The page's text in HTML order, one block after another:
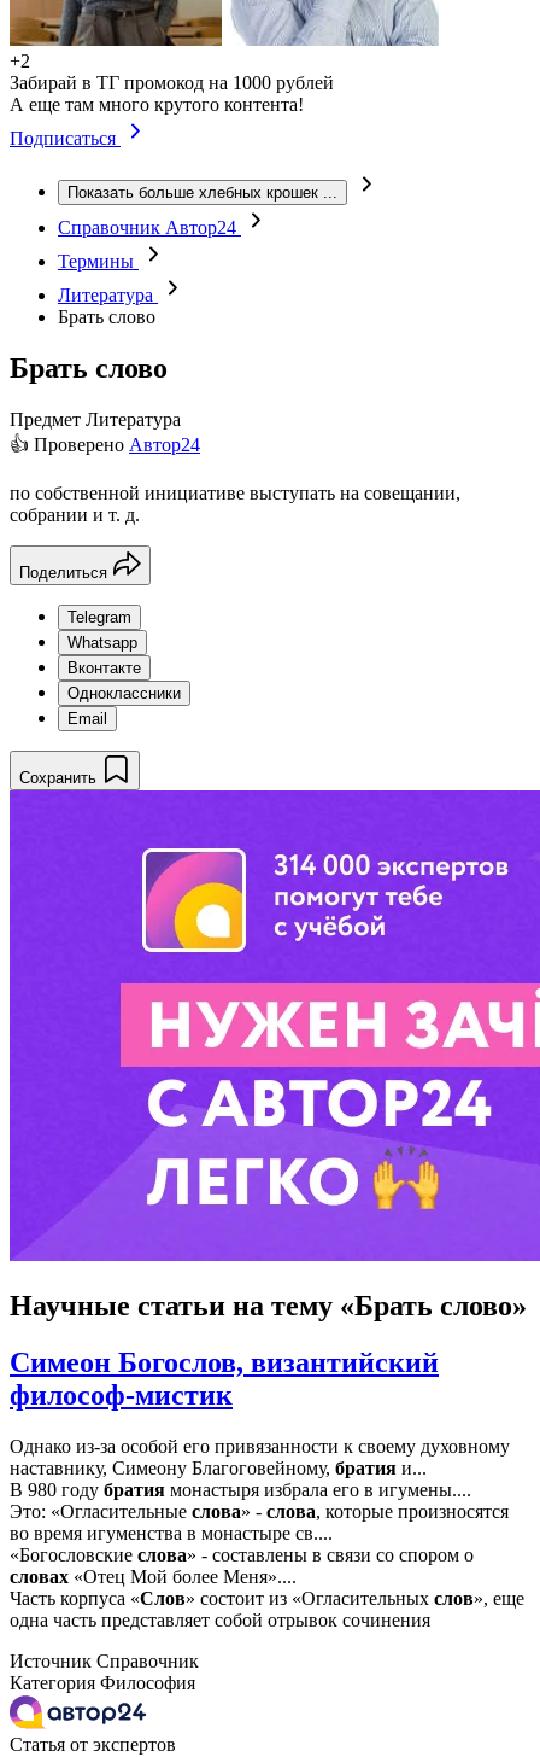
+2
Забирай в ТГ промокод на 1000 рублей
А еще там много крутого контента!
Подписаться
Показать больше хлебных крошек ...
Справочник Автор24
Термины
Литература
Брать слово
Брать слово
Предмет Литература
👍 Проверено Автор24
по собственной инициативе выступать на совещании,
собрании и т. д.
Поделиться
Telegram
Whatsapp
Вконтакте
Одноклассники
Email
Сохранить
Научные статьи на тему «Брать слово»
Симеон Богослов, византийский
философ-мистик
Однако из-за особой его привязанности к своему духовному
наставнику, Симеону Благоговейному, братия и...
В 980 году братия монастыря избрала его в игумены....
Это: «Огласительные слова» - слова, которые произносятся
во время игуменства в монастыре св....
«Богословские слова» - составлены в связи со спором о
словах «Отец Мой более Меня»....
Часть корпуса «Слов» состоит из «Огласительных слов», еще
одна часть представляет собой отрывок сочинения
Источник Справочник
Категория Философия
Статья от экспертов